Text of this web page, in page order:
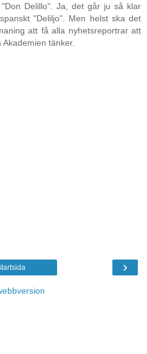
Delillo". Ja, det går ju så klar
"Deliljo". Men helst ska det
att få alla nyhetsreportrar att
tänker.
›